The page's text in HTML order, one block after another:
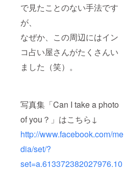
で見たことのない手法です
が、
なぜか、この周辺にはイン
コ占い屋さんがたくさんい
ました（笑）。
写真集「Can I take a photo
of you？」はこちら↓
http://www.facebook.com/me
dia/set/?
set=a.613372382027976.10